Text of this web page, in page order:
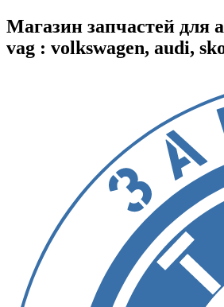
Магазин запчастей для
vag : volkswagen, audi,